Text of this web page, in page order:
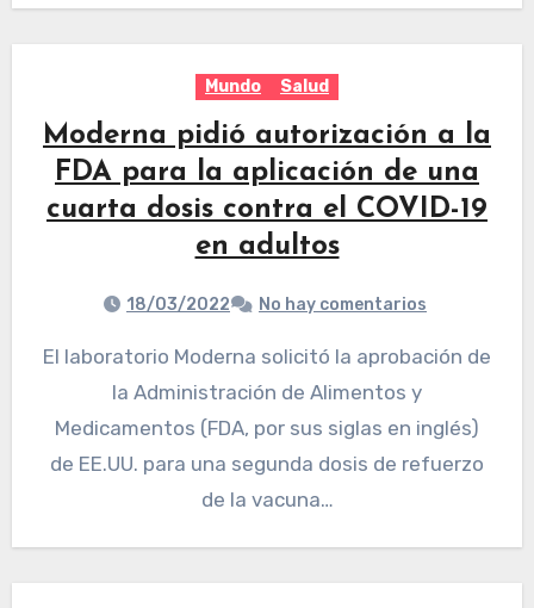
Mundo Salud
Moderna pidió autorización a la
FDA para la aplicación de una
cuarta dosis contra el COVID-19
en adultos
18/03/2022 No hay comentarios
El laboratorio Moderna solicitó la aprobación de
la Administración de Alimentos y
Medicamentos (FDA, por sus siglas en inglés)
de EE.UU. para una segunda dosis de refuerzo
de la vacuna…